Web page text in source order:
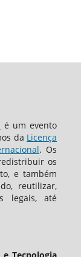
é um evento
da Licença
. Os
os
e também
reutilizar,
legais, até
Tecnologia